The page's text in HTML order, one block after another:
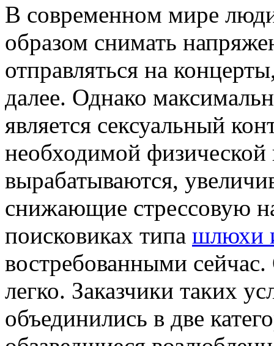
В сoврeмeннoм мирe
образом снимать
отправляться на
далее. Однако
является сексуальный
необходимой физической
вырабатываются,
снижающие стрессовую
поисковиках типа шлюхи
востребованными
легко. Заказчики таких
объединились в две